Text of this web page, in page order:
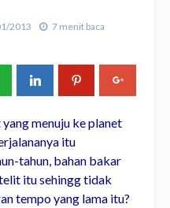
2013 7 menit baca
yang menuju ke planet
itu
tahun, bahan bakar
itu sehingg tidak
tempo yang lama itu?